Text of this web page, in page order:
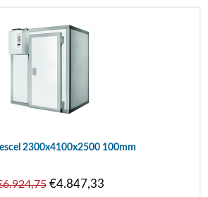
2300x4100x2500 100mm
€4.847,33